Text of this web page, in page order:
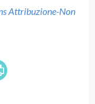
Attribuzione-Non